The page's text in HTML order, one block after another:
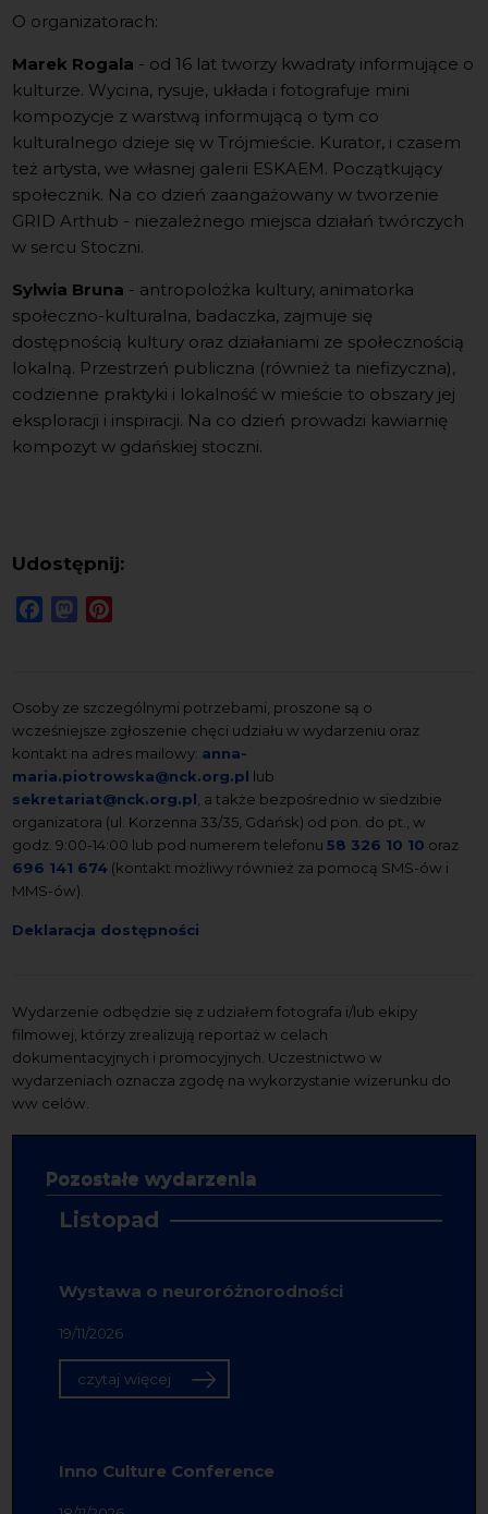
O organizatorach:
Marek Rogala - od 16 lat tworzy kwadraty informujące o
kulturze. Wycina, rysuje, układa i fotografuje mini
kompozycje z warstwą informującą o tym co
kulturalnego dzieje się w Trójmieście. Kurator, i czasem
też artysta, we własnej galerii ESKAEM. Początkujący
społecznik. Na co dzień zaangażowany w tworzenie
GRID Arthub - niezależnego miejsca działań twórczych
w sercu Stoczni.
Sylwia Bruna - antropolożka kultury, animatorka
społeczno-kulturalna, badaczka, zajmuje się
dostępnością kultury oraz działaniami ze społecznością
lokalną. Przestrzeń publiczna (również ta niefizyczna),
codzienne praktyki i lokalność w mieście to obszary jej
eksploracji i inspiracji. Na co dzień prowadzi kawiarnię
kompozyt w gdańskiej stoczni.
Udostępnij:
FacebookMastodon
Osoby ze szczególnymi potrzebami, proszone są o
wcześniejsze zgłoszenie chęci udziału w wydarzeniu oraz
kontakt na adres mailowy: anna-
maria.piotrowska@nck.org.pl lub
sekretariat@nck.org.pl , a także bezpośrednio w siedzibie
organizatora (ul. Korzenna 33/35, Gdańsk) od pon. do pt., w
godz. 9:00-14:00 lub pod numerem telefonu58 326 10 10 oraz
696 141 674 (kontakt możliwy również za pomocą SMS-ów i
MMS-ów).
Deklaracja dostępności
Wydarzenie odbędzie się z udziałem fotografa i/lub ekipy
filmowej, którzy zrealizują reportaż w celach
dokumentacyjnych i promocyjnych. Uczestnictwo w
wydarzeniach oznacza zgodę na wykorzystanie wizerunku do
ww celów.
Pozostałe wydarzenia
Listopad
Wystawa o neuroróżnorodności
19/11/2026
czytaj więcej
Inno Culture Conference